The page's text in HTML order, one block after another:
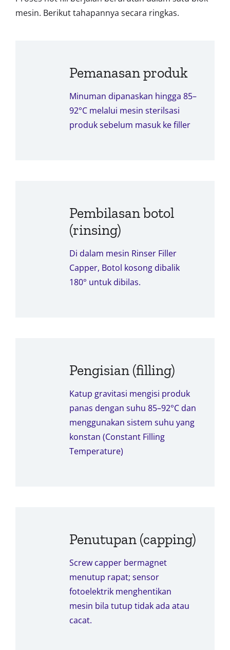
mesin. Berikut tahapannya secara ringkas.
Pemanasan produk
Minuman dipanaskan hingga 85–
92°C melalui mesin sterilsasi
produk sebelum masuk ke filler
Pembilasan botol
(rinsing)
Di dalam mesin Rinser Filler
Capper, Botol kosong dibalik
180° untuk dibilas.
Pengisian (filling)
Katup gravitasi mengisi produk
panas dengan suhu 85–92°C dan
menggunakan sistem suhu yang
konstan (Constant Filling
Temperature)
Penutupan (capping)
Screw capper bermagnet
menutup rapat; sensor
fotoelektrik menghentikan
mesin bila tutup tidak ada atau
cacat.